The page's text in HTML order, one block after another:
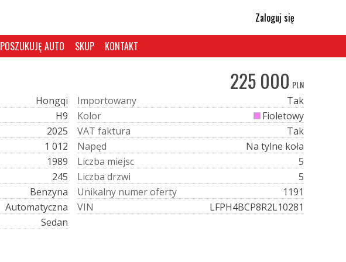
Zaloguj się
POSZUKUJĘ AUTO SKUP KONTAKT
225 000 PLN
Hongqi
H9
2025
1 012
1989
245
Benzyna
Automatyczna
Sedan
Importowany
Tak
Kolor
Fioletowy
VAT faktura
Tak
Napęd
Na tylne koła
Liczba miejsc
5
Liczba drzwi
5
Unikalny numeroferty
1191
VIN LFPH4BCP8R2L10281